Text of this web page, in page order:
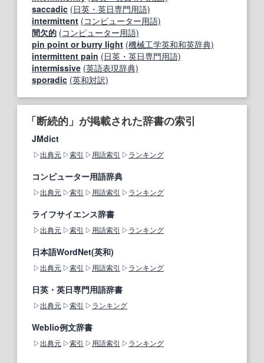
saccadic (日英・英日専門用語)
intermittent (コンピューター用語)
間欠的 (コンピューター用語)
pin point or burry light (機械工学英和和英辞典)
intermittent pain (日英・英日専門用語)
intermissive (英語表現辞典)
sporadic (英和対訳)
「断続的」が掲載された辞書の索引
JMdict
出典元 索引 用語索引 ランキング
コンピューター用語辞典
出典元 索引 用語索引 ランキング
ライフサイエンス辞書
出典元 索引 用語索引 ランキング
日本語WordNet(英和)
出典元 索引 用語索引 ランキング
日英・英日専門用語辞書
出典元 索引 ランキング
Weblio例文辞書
出典元 索引 用語索引 ランキング